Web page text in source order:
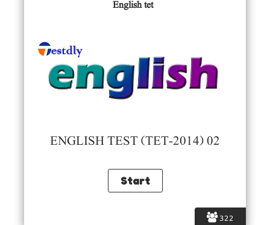
322
English tet
ENGLISH TEST (TET-2014) 02